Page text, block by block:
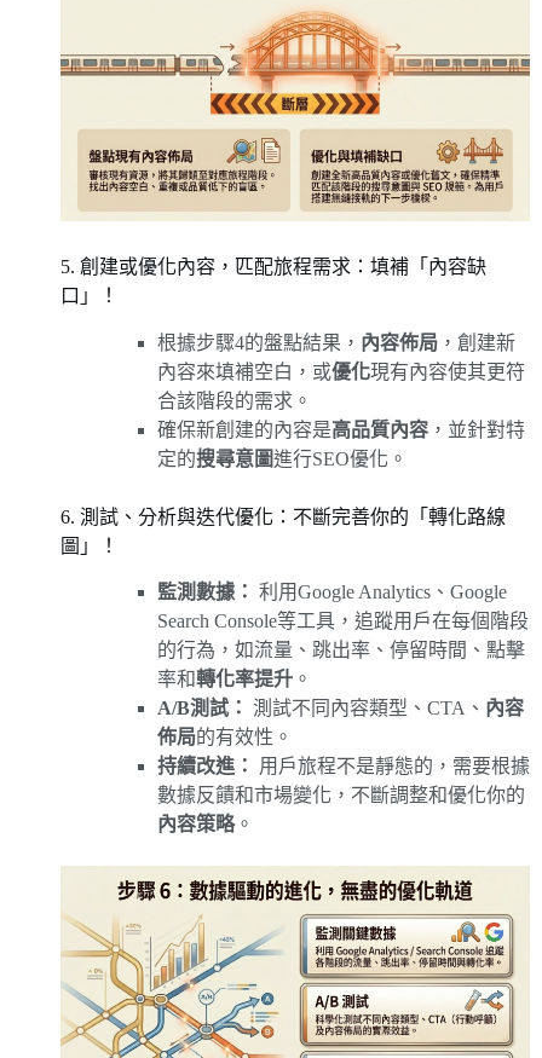
5. 創建或優化內容，匹配旅程需求：填補「內容缺
口」！
根據步驟4的盤點結果， 內容佈局 ，創建新
內容來填補空白，或優化現有內容使其更符
合該階段的需求。
確保新創建的內容是高品質內容 ，並針對特
定的搜尋意圖進行SEO優化。
6. 測試、分析與迭代優化：不斷完善你的「轉化路線
圖」！
監測數據： 利用Google Analytics、Google
Search Console等工具，追蹤用戶在每個階段
的行為，如流量、跳出率、停留時間、點擊
率和轉化率提升 。
A/B測試： 測試不同內容類型、CTA、 內容
佈局的有效性。
持續改進：
用戶旅程不是靜態的，需要根據
數據反饋和市場變化，不斷調整和優化你的
內容策略。